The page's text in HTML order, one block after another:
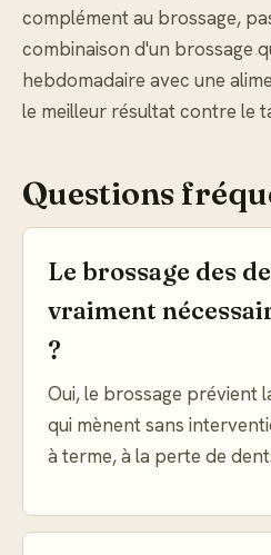
complément au brossage,
combinaison d'un brossage
hebdomadaire avec une
le meilleur résultat contre le
Questions
Le brossage des
vraiment
?
Oui, le brossage prévient
qui mènent sans
à terme, à la perte de